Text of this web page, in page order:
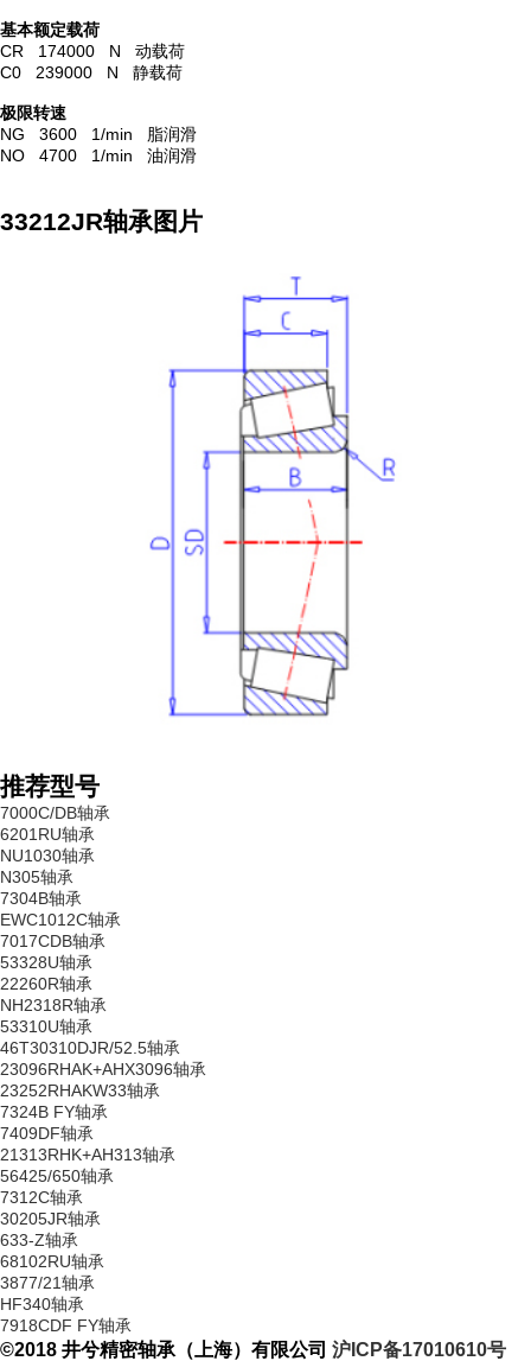
基本额定载荷
CR 174000 N 动载荷
C0 239000 N 静载荷
极限转速
NG 3600 1/min 脂润滑
NO 4700 1/min 油润滑
33212JR轴承图片
推荐型号
7000C/DB轴承
6201RU轴承
NU1030轴承
N305轴承
7304B轴承
EWC1012C轴承
7017CDB轴承
53328U轴承
22260R轴承
NH2318R轴承
53310U轴承
46T30310DJR/52.5轴承
23096RHAK+AHX3096轴承
23252RHAKW33轴承
7324B FY轴承
7409DF轴承
21313RHK+AH313轴承
56425/650轴承
7312C轴承
30205JR轴承
633-Z轴承
68102RU轴承
3877/21轴承
HF340轴承
7918CDF FY轴承
©2018 井兮精密轴承（上海）有限公司 沪ICP备17010610号